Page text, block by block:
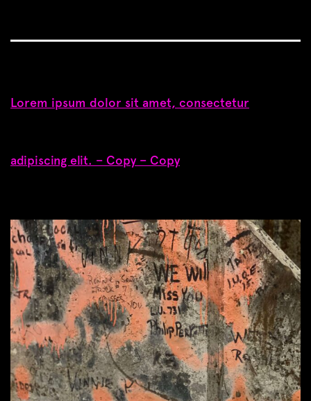
Lorem ipsum dolor sit amet, consectetur
adipiscing elit. – Copy – Copy